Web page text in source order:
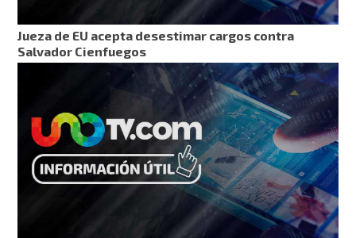
Jueza de EU acepta desestimar cargos contra
Salvador Cienfuegos